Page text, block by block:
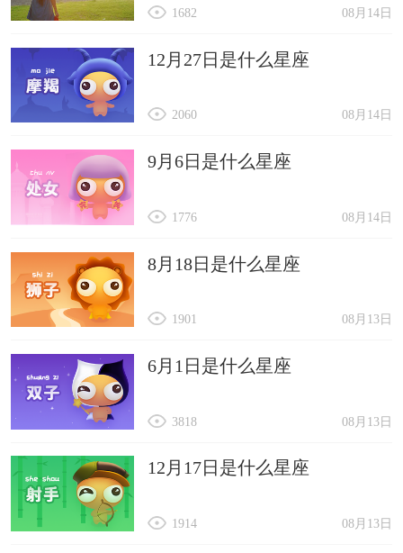
08月14日
1682
12月27日是什么星座
08月14日
2060
9月6日是什么星座
08月14日
1776
8月18日是什么星座
08月13日
1901
6月1日是什么星座
08月13日
3818
12月17日是什么星座
08月13日
1914